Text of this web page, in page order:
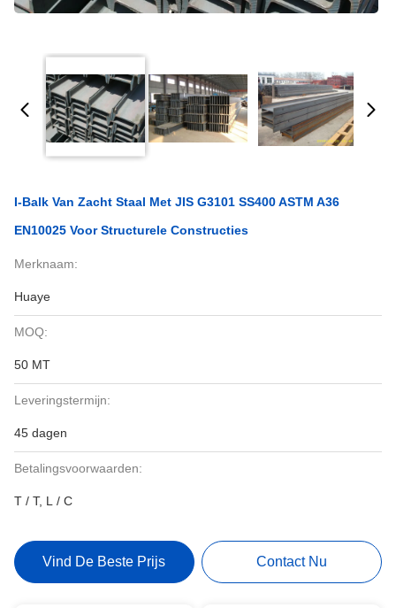
I-Balk Van Zacht Staal Met JIS G3101 SS400 ASTM A36
EN10025 Voor Structurele Constructies
Merknaam:
Huaye
MOQ:
50 MT
Leveringstermijn:
45 dagen
Betalingsvoorwaarden:
T / T, L / C
Vind De Beste Prijs Contact Nu